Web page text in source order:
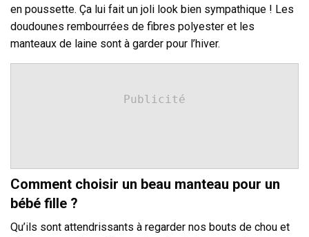
en poussette. Ça lui fait un joli look bien sympathique ! Les
doudounes rembourrées de fibres polyester et les
manteaux de laine sont à garder pour l’hiver.
Publicité
Comment choisir un beau manteau pour un
bébé fille ?
Qu’ils sont attendrissants à regarder nos bouts de chou et